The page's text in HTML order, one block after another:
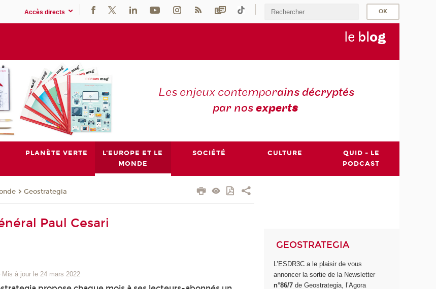
Accès directs
le blog
Les enjeux contemporains décryptés
par nosexperts
PLANÈTE VERTE
L'EUROPE ET LE
MONDE
SOCIÉTÉ CULTURE
QUID - LE
PODCAST
Geostrategia
Paul Cesari
Mis à jour le 24 mars 2022
GEOSTRATEGIA
L’ESDR3C a le plaisir de vous
annoncer la sortie de la Newsletter
n°86/7 de Geostrategia, l’Agora